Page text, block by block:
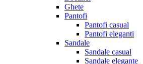
Ghete
Pantofi
Pantofi casual
Pantofi eleganti
Sandale
Sandale casual
Sandale elegante